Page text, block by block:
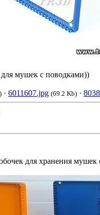
мушек с поводками))
· 6011607.jpg (69.2 Kb) ·
для хранения